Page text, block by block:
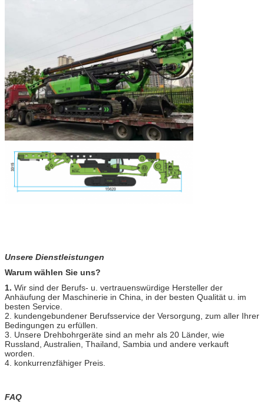
Unsere Dienstleistungen
Warum wählen Sie uns?
1. Wir sind der Berufs- u. vertrauenswürdige Hersteller der
Anhäufung der Maschinerie in China, in der besten Qualität u. im
besten Service.
2. kundengebundener Berufsservice der Versorgung, zum aller Ihrer
Bedingungen zu erfüllen.
3. Unsere Drehbohrgeräte sind an mehr als 20 Länder, wie
Russland, Australien, Thailand, Sambia und andere verkauft
worden.
4. konkurrenzfähiger Preis.
FAQ